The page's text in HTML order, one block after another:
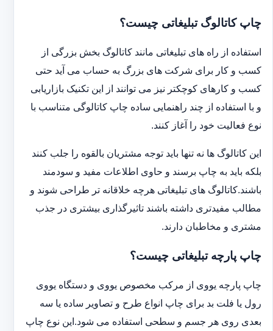
چاپ کاتالوگ تبلیغاتی چیست؟
استفاده از راه های تبلیغاتی مانند کاتالوگ بخش بزرگی از
کسب و کار برای شرکت های بزرگ به حساب می آید حتی
کسب و کارهای کوچکتر نیز می توانند از این تکنیک بازاریابی
و با استفاده از چند راهنمایی ساده چاپ کاتالوگی متناسب با
نوع فعالیت خود را آغاز کنند.
این کاتالوگ ها نه تنها باید توجه مشتریان بالقوه را جلب کنند
بلکه باید به چاپ برسند و حاوی اطلاعات مفید و سودمند
باشند.کاتالوگ های تبلیغاتی هرچه خلاقانه تر طراحی شوند و
مطالب مفیدتری داشته باشند تاثیرگذاری بیشتری در جذب
مشتری و مخاطبان دارند.
چاپ پارچه تبلیغاتی چیست؟
چاپ پارچه یووی از مرکب مخصوص یووی و دستگاه یووی
رول یا فلت بد برای چاپ انواع طرح و تصاویر ساده یا سه
بعدی روی هر جسم و سطحی استفاده می شود.این نوع چاپ